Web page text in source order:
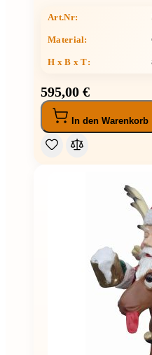
Art.Nr:
Material:
H x B x T:
595,00 €
In den Warenkorb